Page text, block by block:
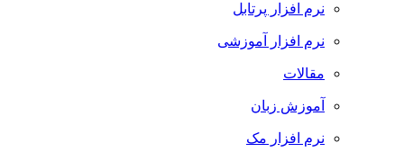
نرم افزار پرتابل
نرم افزار آموزشی
مقالات
آموزش زبان
نرم افزار مک